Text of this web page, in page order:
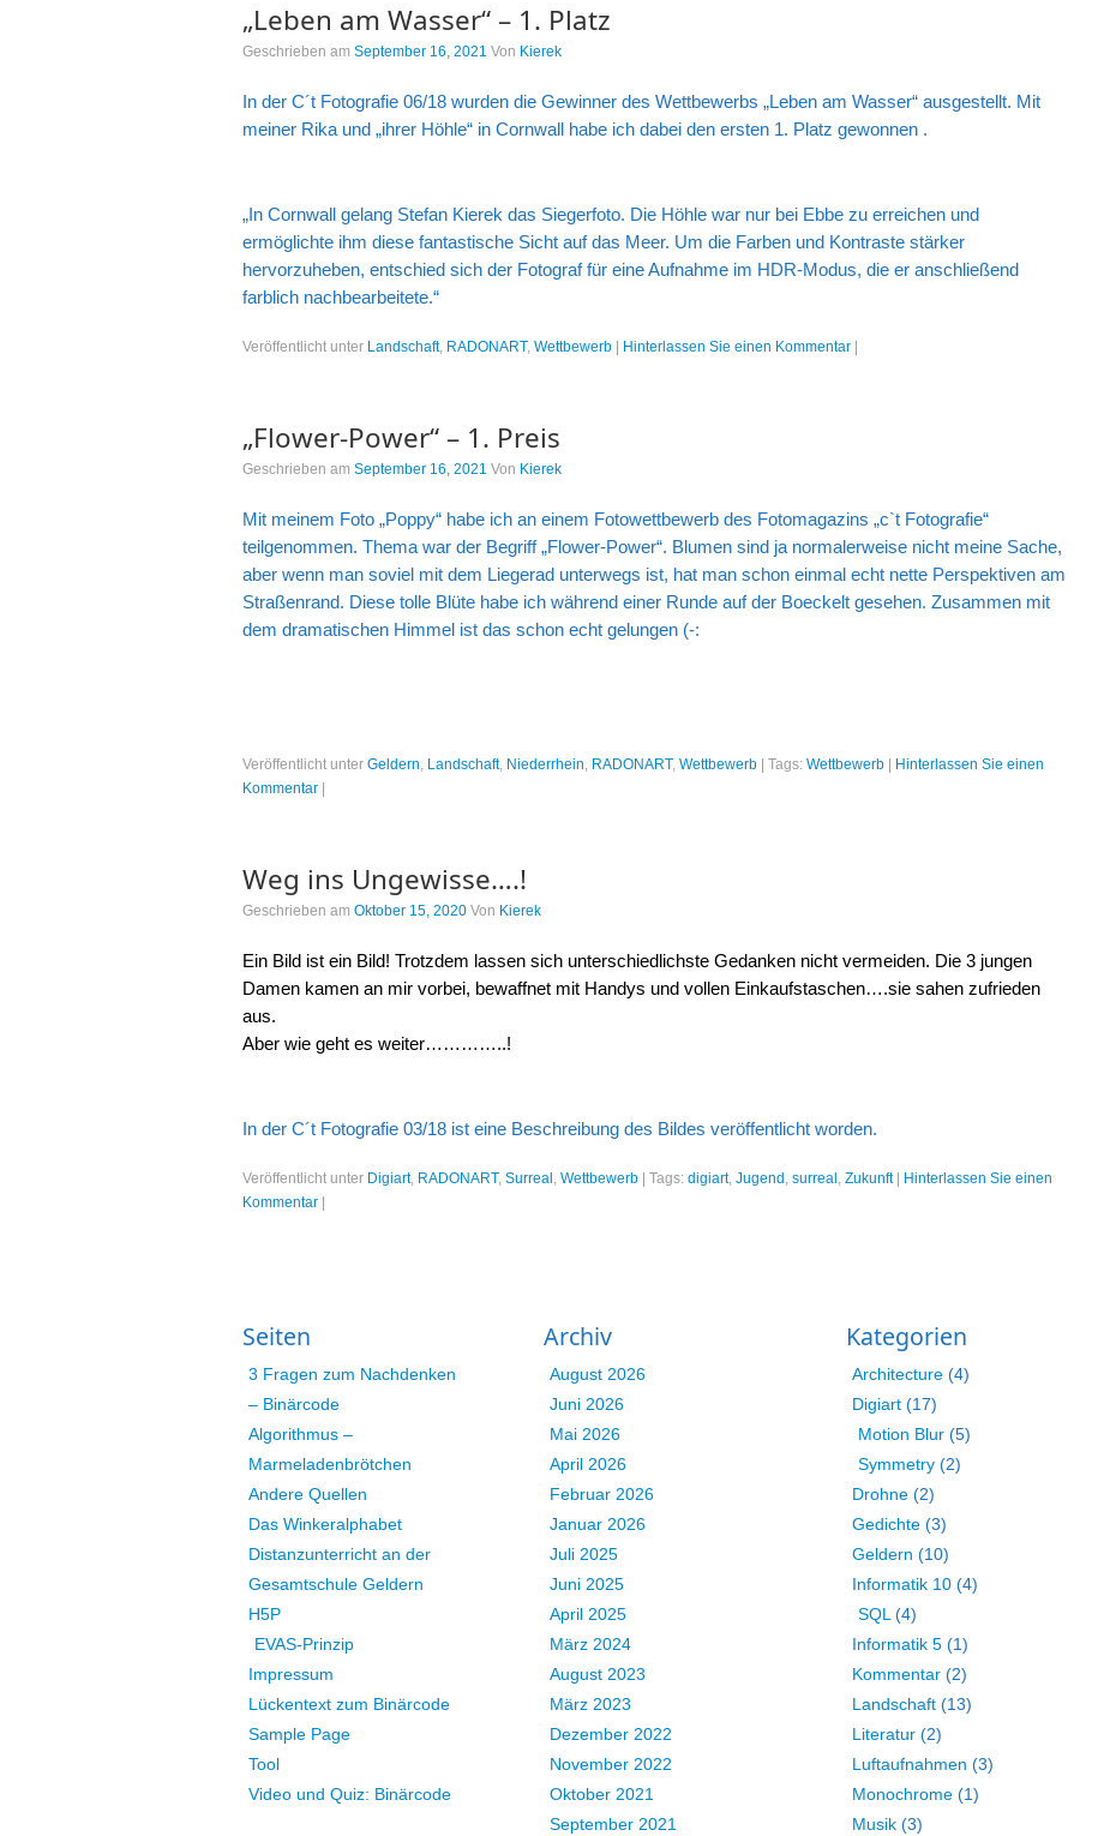
„Leben am Wasser“ – 1. Platz
Geschrieben am September 16, 2021 Von Kierek
In der C´t Fotografie 06/18 wurden die Gewinner des Wettbewerbs „Leben am Wasser“ ausgestellt. Mit
meiner Rika und „ihrer Höhle“ in Cornwall habe ich dabei den ersten 1. Platz gewonnen .
„In Cornwall gelang Stefan Kierek das Siegerfoto. Die Höhle war nur bei Ebbe zu erreichen und
ermöglichte ihm diese fantastische Sicht auf das Meer. Um die Farben und Kontraste stärker
hervorzuheben, entschied sich der Fotograf für eine Aufnahme im HDR-Modus, die er anschließend
farblich nachbearbeitete.“
Veröffentlicht unter Landschaft, RADONART, Wettbewerb Hinterlassen Sie einen Kommentar
„Flower-Power“ – 1. Preis
Geschrieben am September 16, 2021 Von Kierek
Mit meinem Foto „Poppy“ habe ich an einem Fotowettbewerb des Fotomagazins „c`t Fotografie“
teilgenommen. Thema war der Begriff „Flower-Power“. Blumen sind ja normalerweise nicht meine Sache,
aber wenn man soviel mit dem Liegerad unterwegs ist, hat man schon einmal echt nette Perspektiven am
Straßenrand. Diese tolle Blüte habe ich während einer Runde auf der Boeckelt gesehen. Zusammen mit
dem dramatischen Himmel ist das schon echt gelungen (-:
Veröffentlicht unter Geldern, Landschaft, Niederrhein, RADONART, Wettbewerb Tags: Wettbewerb
Hinterlassen Sie einen
Kommentar
Weg ins Ungewisse….!
Geschrieben am Oktober 15, 2020 Von Kierek
Ein Bild ist ein Bild! Trotzdem lassen sich unterschiedlichste Gedanken nicht vermeiden. Die 3 jungen
Damen kamen an mir vorbei, bewaffnet mit Handys und vollen Einkaufstaschen….sie sahen zufrieden
aus.
Aber wie geht es weiter…………..!
In der C´t Fotografie 03/18 ist eine Beschreibung des Bildes veröffentlicht worden.
Veröffentlicht unter Digiart, RADONART, Surreal , Wettbewerb Tags: digiart, Jugend , surreal , Zukunft
Hinterlassen Sie einen
Kommentar
Seiten
3 Fragen zum Nachdenken
– Binärcode
Algorithmus –
Marmeladenbrötchen
Andere Quellen
Das Winkeralphabet
Distanzunterricht an der
Gesamtschule Geldern
H5P
EVAS-Prinzip
Impressum
Lückentext zum Binärcode
Sample Page
Tool
Video und Quiz: Binärcode
Archiv
August 2026
Juni 2026
Mai 2026
April 2026
Februar 2026
Januar 2026
Juli 2025
Juni 2025
April 2025
März 2024
August 2023
März 2023
Dezember 2022
November 2022
Oktober 2021
September 2021
Kategorien
Architecture(4)
Digiart(17)
Motion Blur(5)
Symmetry(2)
Drohne(2)
Gedichte(3)
Geldern (10)
Informatik 10(4)
SQL(4)
Informatik 5(1)
Kommentar(2)
Landschaft(13)
Literatur(2)
Luftaufnahmen (3)
Monochrome(1)
Musik(3)